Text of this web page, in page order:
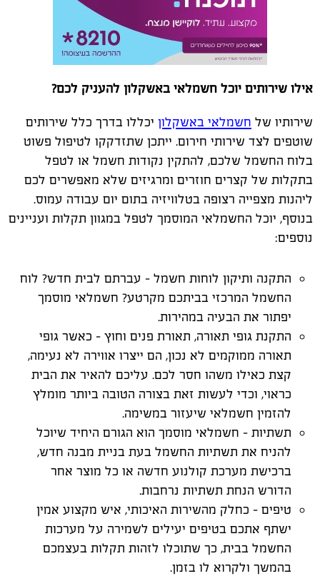
אילו שירותים יוכל חשמלאי באשקלון להעניק לכם?
שירותיו של חשמלאי באשקלון יכללו בדרך כלל שירותים
שוטפים לצד שירותי חירום. ייתכן שתזדקקו לטיפול פשוט
בלוח החשמל שלכם, להתקין נקודות חשמל או לטפל
בתקלות של קצרים חוזרים ומרגיזים שלא מאפשרים לכם
ליהנות מצפייה רצופה בטלוויזיה בתום יום עבודה עמוס.
בנוסף, יוכל החשמלאי המוסמך לטפל במגוון תקלות ועניינים
נוספים:
התקנה ותיקון לוחות חשמל – עברתם לבית חדש? לוח
החשמל המרכזי בביתכם מקרטע? חשמלאי מוסמך
יפתור את הבעיה במהירות.
התקנת גופי תאורה, תאורת פנים וחוץ – כאשר גופי
תאורה ממוקמים לא נכון, הם ייצרו אווירה לא נעימה,
קצת כאילו משהו חסר לכם. עליכם להאיר את הבית
כראוי, וכדי לעשות זאת בצורה הטובה ביותר מומלץ
להזמין חשמלאי שיעזור במשימה.
תשתיות – חשמלאי מוסמך הוא הגורם היחיד שיוכל
להניח את תשתיות החשמל בעת בניית מבנה חדש,
ברכישת מערכת קולנוע חדשה או כל מוצר אחר
הדורש הנחת תשתיות נרחבות.
טיפים – כחלק מהשירות האיכותי, איש מקצוע אמין
ישתף אתכם בטיפים יעילים לשמירה על מערכות
החשמל בבית, כך שתוכלו לזהות תקלות בעצמכם
בהמשך ולקרוא לו בזמן.